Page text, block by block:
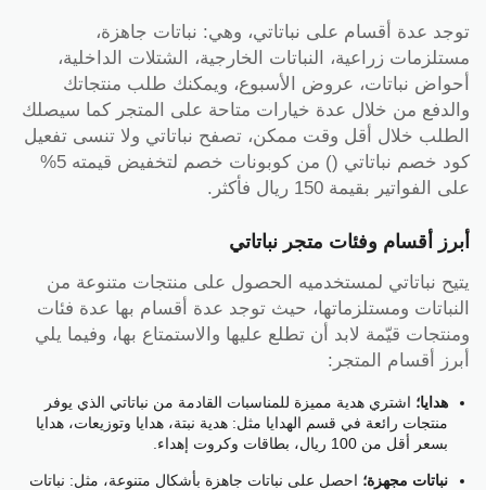
توجد عدة أقسام على نباتاتي، وهي: نباتات جاهزة،
مستلزمات زراعية، النباتات الخارجية، الشتلات الداخلية،
أحواض نباتات، عروض الأسبوع، ويمكنك طلب منتجاتك
والدفع من خلال عدة خيارات متاحة على المتجر كما سيصلك
الطلب خلال أقل وقت ممكن، تصفح نباتاتي ولا تنسى تفعيل
كود خصم نباتاتي () من كوبونات خصم لتخفيض قيمته 5%
على الفواتير بقيمة 150 ريال فأكثر.
أبرز أقسام وفئات متجر نباتاتي
يتيح نباتاتي لمستخدميه الحصول على منتجات متنوعة من
النباتات ومستلزماتها، حيث توجد عدة أقسام بها عدة فئات
ومنتجات قيّمة لابد أن تطلع عليها والاستمتاع بها، وفيما يلي
أبرز أقسام المتجر:
هدايا؛ اشتري هدية مميزة للمناسبات القادمة من نباتاتي الذي يوفر
منتجات رائعة في قسم الهدايا مثل: هدية نبتة، هدايا وتوزيعات، هدايا
بسعر أقل من 100 ريال، بطاقات وكروت إهداء.
نباتات مجهزة؛ احصل على نباتات جاهزة بأشكال متنوعة، مثل: نباتات